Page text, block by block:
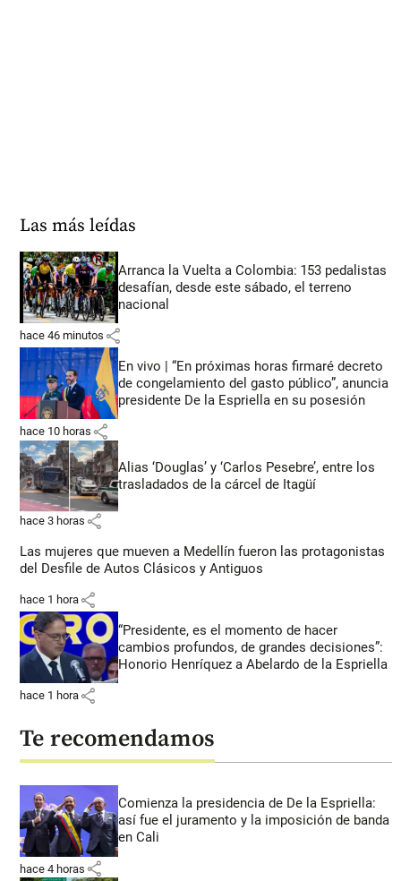
Las más leídas
Arranca la Vuelta a Colombia: 153 pedalistas
desafían, desde este sábado, el terreno
nacional
hace 46 minutos share
En vivo | “En próximas horas firmaré decreto
de congelamiento del gasto público”, anuncia
presidente De la Espriella en su posesión
hace 10 horas share
Alias ‘Douglas’ y ‘Carlos Pesebre’, entre los
trasladados de la cárcel de Itagüí
hace 3 horas share
Las mujeres que mueven a Medellín fueron las protagonistas
del Desfile de Autos Clásicos y Antiguos
hace 1 hora share
“Presidente, es el momento de hacer
cambios profundos, de grandes decisiones”:
Honorio Henríquez a Abelardo de la Espriella
hace 1 hora share
Te recomendamos
Comienza la presidencia de De la Espriella:
así fue el juramento y la imposición de banda
en Cali
hace 4 horas share